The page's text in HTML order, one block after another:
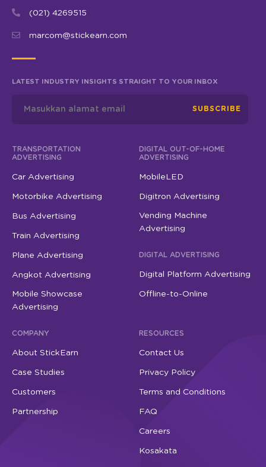
(021) 4269515
marcom@stickearn.com
LATEST INDUSTRY INSIGHTS STRAIGHT TO YOUR INBOX
SUBSCRIBE
TRANSPORTATION
ADVERTISING
Car Advertising
Motorbike Advertising
Bus Advertising
Train Advertising
Plane Advertising
Angkot Advertising
Mobile Showcase
Advertising
DIGITAL OUT-OF-HOME
ADVERTISING
MobileLED
Digitron Advertising
Vending Machine
Advertising
DIGITAL ADVERTISING
Digital Platform Advertising
Offline-to-Online
COMPANY
About StickEarn
Case Studies
Customers
Partnership
RESOURCES
Contact Us
Privacy Policy
Terms and Conditions
FAQ
Careers
Kosakata